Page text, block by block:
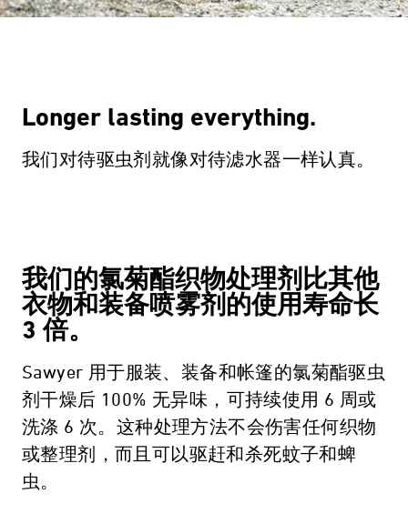
All Sawyer filters will remove 100% of
Protective Casing
Longer lasting everything.
我们对待驱虫剂就像对待滤水器一样认真。
我们的氯菊酯织物处理剂比其他
衣物和装备喷雾剂的使用寿命长
3 倍。
Sawyer 用于服装、装备和帐篷的氯菊酯驱虫
剂干燥后 100% 无异味，可持续使用 6 周或
洗涤 6 次。这种处理方法不会伤害任何织物
或整理剂，而且可以驱赶和杀死蚊子和蜱
虫。